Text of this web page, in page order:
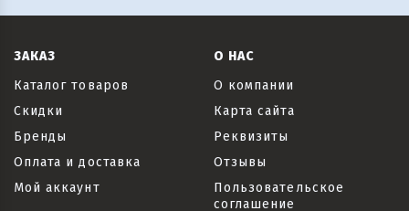
ЗАКАЗ
Каталог товаров
Скидки
Бренды
Оплата и доставка
Мой аккаунт
О НАС
О компании
Карта сайта
Реквизиты
Отзывы
Пользовательское
соглашение